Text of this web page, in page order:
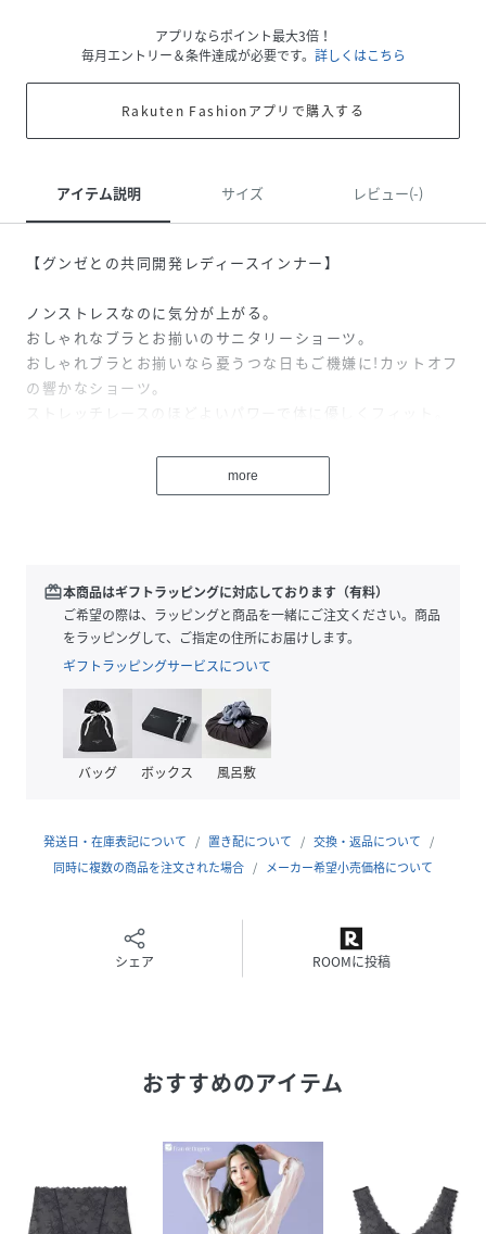
アプリならポイント最大3倍！
毎月エントリー＆条件達成が必要です。 詳しくはこちら
Rakuten Fashionアプリで購入する
アイテム説明 サイズ レビュー(-)
【グンゼとの共同開発レディースインナー】
ノンストレスなのに気分が上がる。
おしゃれなブラとお揃いのサニタリーショーツ。
おしゃれブラとお揃いなら憂うつな日もご機嫌に!カットオフ
の響かなショーツ。
ストレッチレースのほどよいパワーで体に優しくフィット。
きりっぱなしでほつれにくいカットオフ素材。
縫い目によるチクチクとした刺激を低減。
3層のマチで、漏れの不安を軽減。
性別タイプ レディース
ナイロン,ポリウレタン,ポリエステル
品番
MD4025_BLWCP243009
more
redeem本商品はギフトラッピングに対応しております（有料）
ご希望の際は、ラッピングと商品を一緒にご注文ください。商品
をラッピングして、ご指定の住所にお届けします。
ギフトラッピングサービスについて
バッグ ボックス 風呂敷
発送日・在庫表記について 置き配について
交換・返品について
同時に複数の商品を注文された場合
メーカー希望小売価格について
シェア ROOMに投稿
おすすめのアイテム